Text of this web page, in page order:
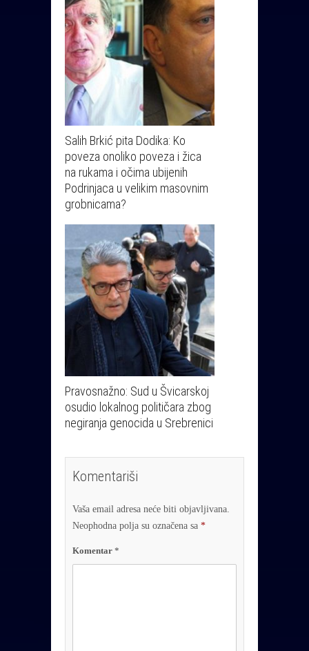
Salih Brkić pita Dodika: Ko
poveza onoliko poveza i žica
na rukama i očima ubijenih
Podrinjaca u velikim masovnim
grobnicama?
Pravosnažno: Sud u Švicarskoj
osudio lokalnog političara zbog
negiranja genocida u Srebrenici
Komentariši
Vaša email adresa neće biti objavljivana.
Neophodna polja su označena sa *
Komentar *